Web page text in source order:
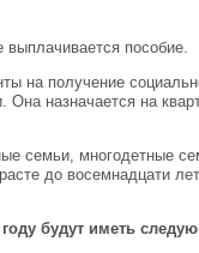
пособие.
на получение
Она назначается на
семьи, многодетные
до восемнадцати
будут иметь